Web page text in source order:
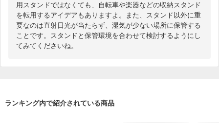
用スタンドではなくても、自転車や楽器などの収納スタンド
を転用するアイデアもありますよ。また、スタンド以外に重
要なのは直射日光が当たらず、湿気が少ない場所に保管する
ことです。スタンドと保管環境を合わせて検討するようにし
てみてくださいね。
ランキング内で紹介されている商品